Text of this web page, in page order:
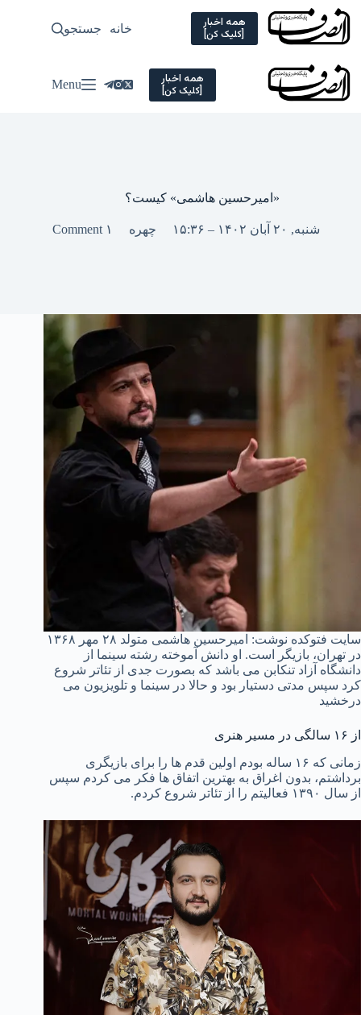
Skip
content
همه اخبار
[کلیک کن] خانه سیاسی
جستجو
همه اخبار
[کلیک کن] Menu
«امیرحسین هاشمی» کیست؟
شنبه, ۲۰ آبان ۱۴۰۲ – ۱۵:۳۶ چهره ۱ Comment
سایت فتوکده نوشت: امیرحسین هاشمی متولد ۲۸ مهر ۱۳۶۸
در تهران، بازیگر است. او دانش آموخته رشته سینما از
دانشگاه آزاد تنکابن می باشد که بصورت جدی از تئاتر شروع
کرد سپس مدتی دستیار بود و حالا در سینما و تلویزیون می
درخشید
از ۱۶ سالگی در مسیر هنری
زمانی که ۱۶ ساله بودم اولین قدم‌ ها را برای بازیگری
برداشتم، بدون اغراق به بهترین اتفاق‌ ها فکر می‌ کردم سپس
از سال ۱۳۹۰ فعالیتم را از تئاتر شروع کردم.